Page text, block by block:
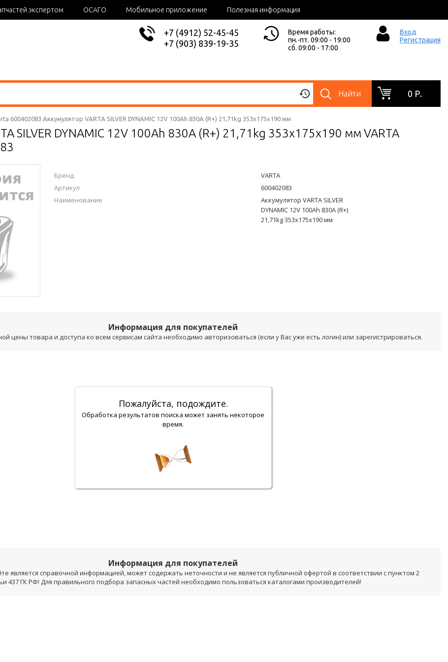
экспертом ОСАГО Мобильное приложение Полезная информация
+7 (4912) 52-45-45
+7 (903) 839-19-35
Время работы:
пн.-пт. 09:00 - 19:00
сб. 09:00 - 17:00
Вход
Регистрация
Найти 0 Р.
600402083 Аккумулятор VARTA SILVER DYNAMIC 12V 100Ah 830A (R+) 21,71kg 353x175x190 мм
SILVER DYNAMIC 12V 100Ah 830A (R+) 21,71kg 353x175x190 мм VARTA
Бренд
VARTA
Артикул
600402083
Наименование
Аккумулятор VARTA SILVER
DYNAMIC 12V 100Ah 830A (R+)
21,71kg 353x175x190 мм
Информация для покупателей
цены товара и доступа ко всем сервисам сайта необходимо авторизоваться (если у Вас уже есть логин) или зарегистрироваться.
Пожалуйста, подождите.
Обработка результатов поиска может занять некоторое
время.
Информация для покупателей
является справочной информацией, может содержать неточности и не является публичной офертой в соответствии с пунктом 2
437 ГК РФ! Для правильного подбора запасных частей необходимо пользоваться каталогами производителей!